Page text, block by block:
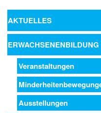
AKTUELLES
ERWACHSENENBILDUNG
Veranstaltungen
Ausstellungen